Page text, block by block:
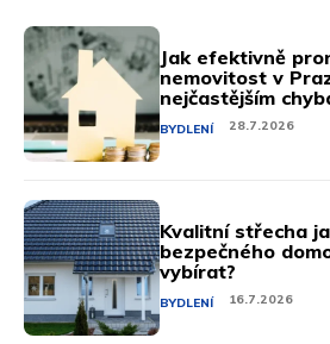
Jak efektivně
nemovitost v
nejčastějším
BYDLENÍ 28.7.2026
Kvalitní střecha
bezpečného
vybírat?
BYDLENÍ 16.7.2026